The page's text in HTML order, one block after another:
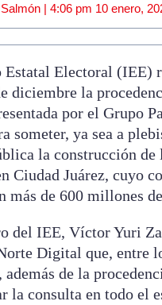
| 4:06 pm 10 enero,
Electoral (IEE)
diciembre la
por el Grupo
someter, ya sea a
la construcción de
Ciudad Juárez, cuyo
más de 600 millones
del IEE, Víctor Yuri
Digital que, entre
de la
la consulta en todo el